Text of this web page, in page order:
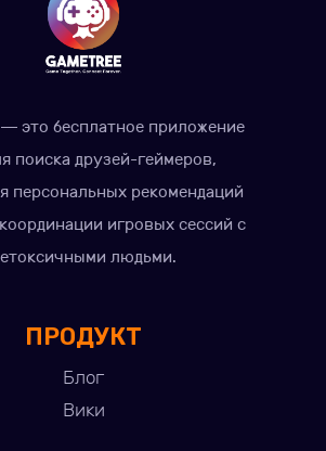
— это бесплатное приложение
поиска друзей-геймеров,
персональных рекомендаций
игровых сессий с
людьми.
ПРОДУКТ
Блог
Вики